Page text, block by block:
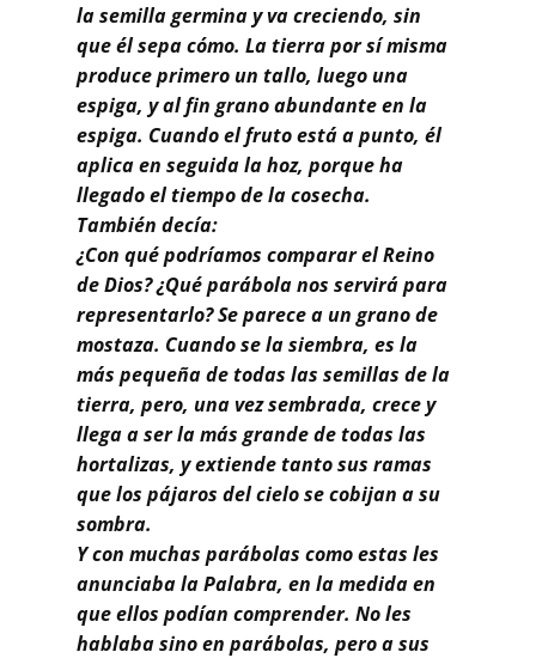
la semilla germina y va creciendo, sin
que él sepa cómo. La tierra por sí misma
produce primero un tallo, luego una
espiga, y al fin grano abundante en la
espiga. Cuando el fruto está a punto, él
aplica en seguida la hoz, porque ha
llegado el tiempo de la cosecha.
También decía:
¿Con qué podríamos comparar el Reino
de Dios? ¿Qué parábola nos servirá para
representarlo? Se parece a un grano de
mostaza. Cuando se la siembra, es la
más pequeña de todas las semillas de la
tierra, pero, una vez sembrada, crece y
llega a ser la más grande de todas las
hortalizas, y extiende tanto sus ramas
que los pájaros del cielo se cobijan a su
sombra.
Y con muchas parábolas como estas les
anunciaba la Palabra, en la medida en
que ellos podían comprender. No les
hablaba sino en parábolas, pero a sus